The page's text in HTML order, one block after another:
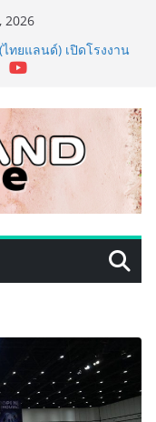
2026
the World Season
Tourism สืบสานพระ
วไทยอย่างยั่งยืน
การผลิตสู่เอเชียตะวัน
ระดับโลก
กมมิ่งโฟน สู่ไลฟ์สไตล์
าร์คใหม่กลางสถานี
นครั้งสำคัญ
อนเพนต์ผนึก 6 พันธ
ภาพฟิล์มสีหลังการขาย
ภัณฑ์คุณภาพและ
งเรียนแห่งความหวัง